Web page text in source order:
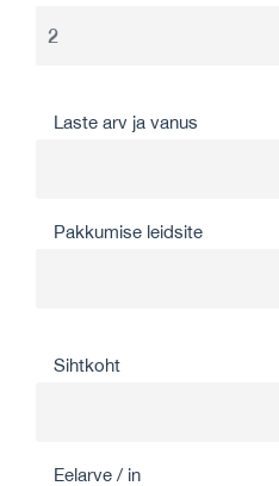
Laste arv ja vanus
Pakkumise leidsite
Sihtkoht
Eelarve / in